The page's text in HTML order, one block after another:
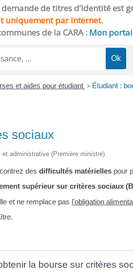
de titres d’identité est
uniquement par Internet.
de la CARA : Mon
et aides pour étudiant > Étudiant :
sociaux
administrative (Première ministre)
des difficultés matérielles pour
supérieur sur critères sociaux
et ne remplace pas l'obligation
la bourse sur critères